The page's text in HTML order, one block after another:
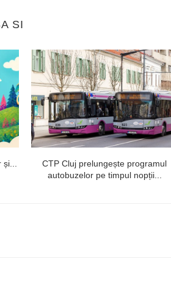
SI
CTP Cluj prelungește programul
autobuzelor pe timpul nopții...